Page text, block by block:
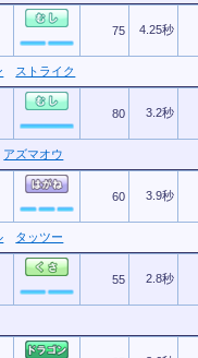
75 4.25秒
ストライク
80 3.2秒
アズマオウ
60 3.9秒
タッツー
55 2.8秒